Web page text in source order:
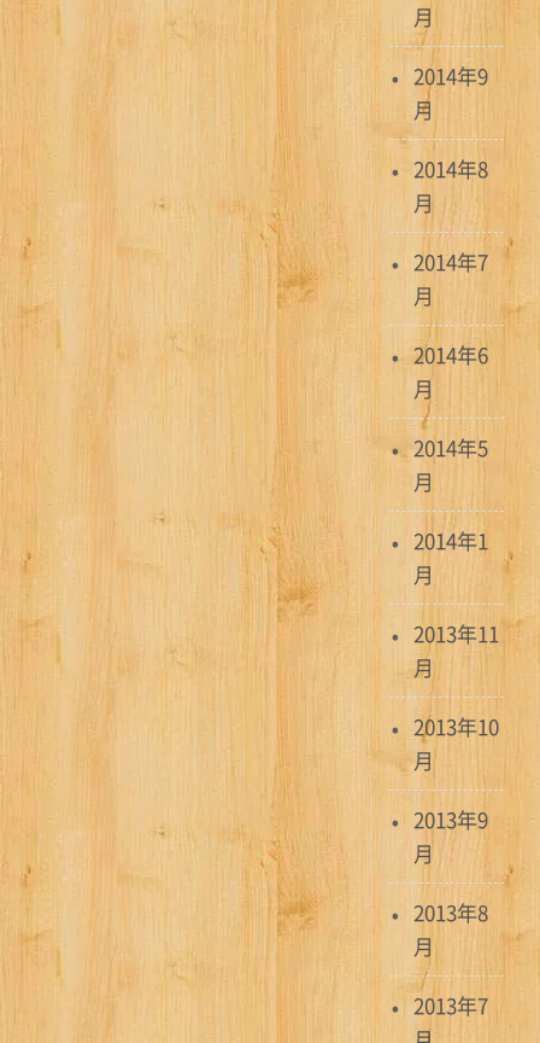
月
2014年9
月
2014年8
月
2014年7
月
2014年6
月
2014年5
月
2014年1
月
2013年11
月
2013年10
月
2013年9
月
2013年8
月
2013年7